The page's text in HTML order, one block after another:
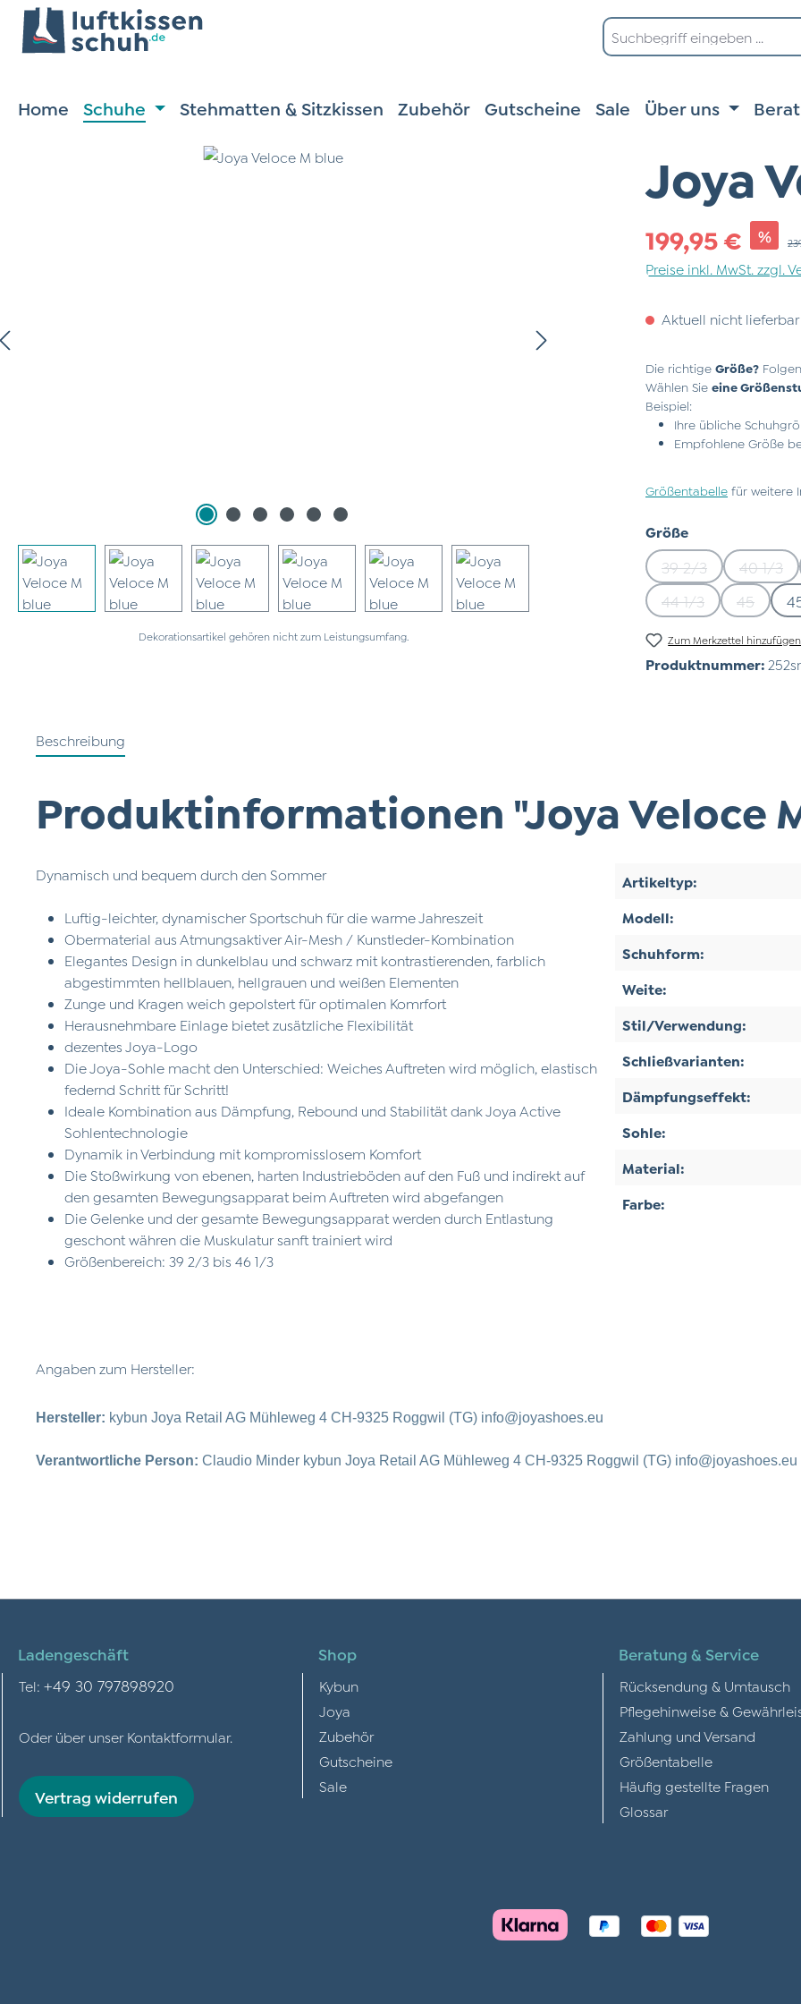
Hauptinhalt springen
Zur Suche springen
Zur Hauptnavigation springen
Home Schuhe Stehmatten & Sitzkissen Zubehör Gutscheine Sale Über uns
Dekorationsartikel gehören nicht zum Leistungsumfang.
Joya
Verkaufspreis:
199,95 € %
Preise inkl. MwSt. zzgl.
Aktuell nicht lieferbar
Die richtige Größe?
Wählen Sie eine
Beispiel:
Ihre übliche
Empfohlene Größe
Größentabelle für weitere
Größeauswählen
39 2/3(Diese Option ist
40 1/3
44 1/3(Diese Option ist
45(Diese
Zum Merkzettel hinzufügen
Produktnummer:
Beschreibung
Produktinformationen "Joya Veloce
Dynamisch und bequem durch den Sommer
Luftig-leichter, dynamischer Sportschuh für die warme Jahreszeit
Obermaterial aus Atmungsaktiver Air-Mesh / Kunstleder-Kombination
Elegantes Design in dunkelblau und schwarz mit kontrastierenden, farblich
abgestimmten hellblauen, hellgrauen und weißen Elementen
Zunge und Kragen weich gepolstert für optimalen Komrfort
Herausnehmbare Einlage bietet zusätzliche Flexibilität
dezentes Joya-Logo
Die Joya-Sohle macht den Unterschied: Weiches Auftreten wird möglich, elastisch
federnd Schritt für Schritt!
Ideale Kombination aus Dämpfung, Rebound und Stabilität dank Joya Active
Sohlentechnologie
Dynamik in Verbindung mit kompromisslosem Komfort
Die Stoßwirkung von ebenen, harten Industrieböden auf den Fuß und indirekt auf
den gesamten Bewegungsapparat beim Auftreten wird abgefangen
Die Gelenke und der gesamte Bewegungsapparat werden durch Entlastung
geschont währen die Muskulatur sanft trainiert wird
Größenbereich: 39 2/3 bis 46 1/3
Artikeltyp:
Modell:
Schuhform:
Weite:
Stil/Verwendung:
Schließvarianten:
Dämpfungseffekt:
Sohle:
Material:
Farbe:
Angaben zum Hersteller:
Hersteller: kybun Joya Retail AG Mühleweg 4 CH-9325 Roggwil (TG) info@joyashoes.eu
Verantwortliche Person: Claudio Minder kybun Joya Retail AG Mühleweg 4 CH-9325 Roggwil (TG) info@joyashoes.eu
Ladengeschäft
Tel: +49 30 797898920
Oder über unser Kontaktformular.
Vertrag widerrufen
Shop
Kybun
Joya
Zubehör
Gutscheine
Sale
Beratung & Service
Rücksendung & Umtausch
Pflegehinweise &
Zahlung und Versand
Größentabelle
Häufig gestellte Fragen
Glossar